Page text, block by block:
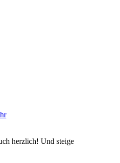
herzlich! Und steige